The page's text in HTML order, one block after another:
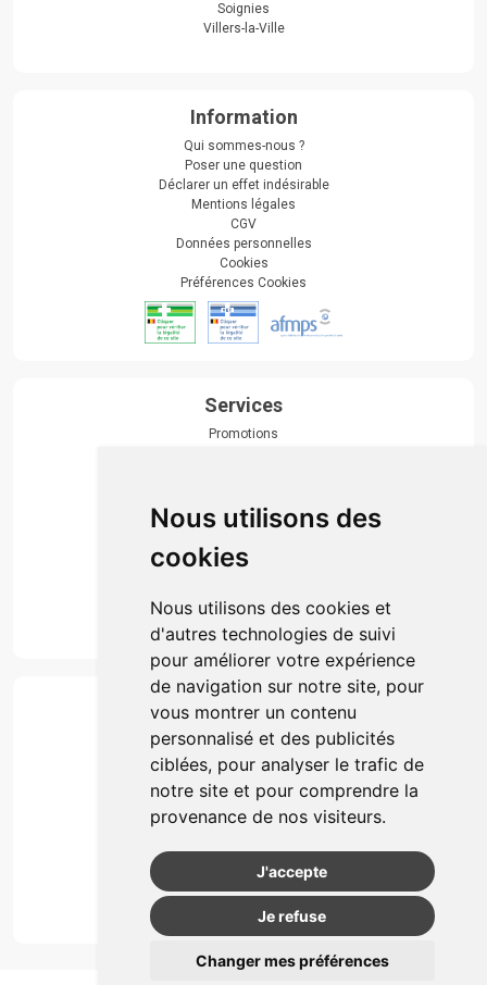
Nous utilisons des
cookies
Nous utilisons des cookies et
d'autres technologies de suivi
pour améliorer votre expérience
de navigation sur notre site, pour
vous montrer un contenu
personnalisé et des publicités
ciblées, pour analyser le trafic de
notre site et pour comprendre la
provenance de nos visiteurs.
J'accepte
Je refuse
Changer mes préférences
Soignies
Villers-la-Ville
Information
Qui sommes-nous ?
Poser une question
Déclarer un effet indésirable
Mentions légales
CGV
Données personnelles
Cookies
Préférences Cookies
Services
Promotions
Actualités & conseils
Événements
Marques
Suivez-nous
Paiement
Simple, rapide et 100% sécurisé
Retrait & Livriason
Retrait en automate ou Locker
Livraison chez vous